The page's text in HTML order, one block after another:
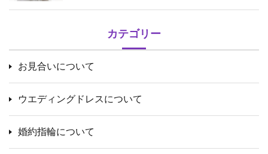
カテゴリー
お見合いについて
ウエディングドレスについて
婚約指輪について